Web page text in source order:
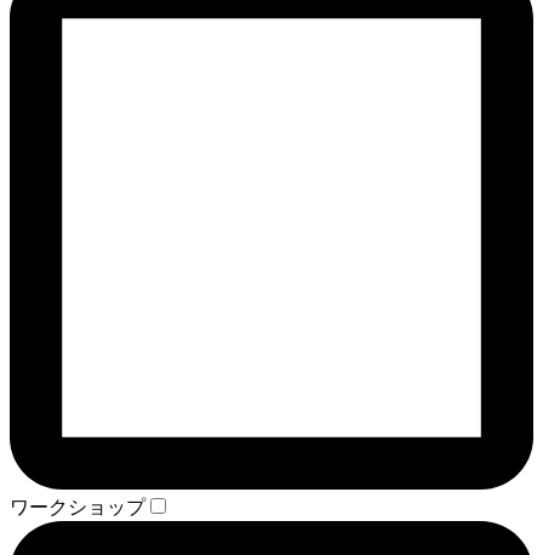
ワークショップ